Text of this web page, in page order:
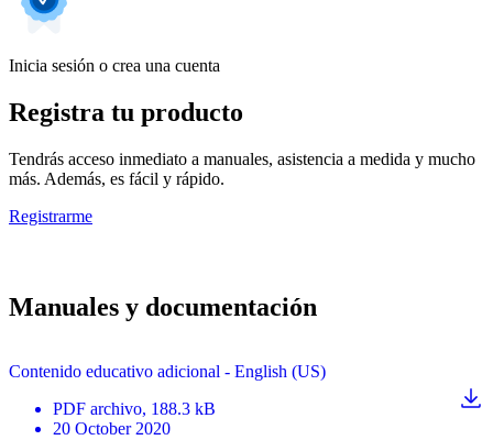
Inicia sesión o crea una cuenta
Registra tu producto
Tendrás acceso inmediato a manuales, asistencia a medida y mucho
más. Además, es fácil y rápido.
Registrarme
Manuales y documentación
Contenido educativo adicional - English (US)
PDF archivo, 188.3 kB
20 October 2020